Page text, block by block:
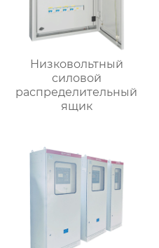
Низковольтный
силовой
распределительный
ящик